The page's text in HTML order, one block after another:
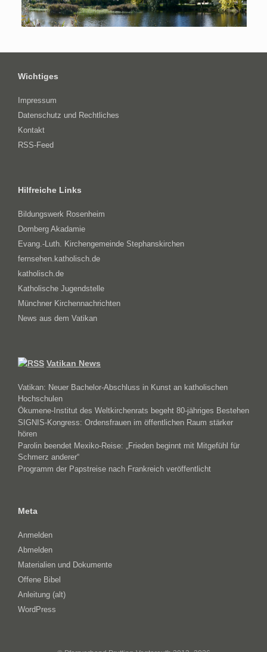
Wichtiges
Impressum
Datenschutz und Rechtliches
Kontakt
RSS-Feed
Hilfreiche Links
Bildungswerk Rosenheim
Domberg Akadamie
Evang.-Luth. Kirchengemeinde Stephanskirchen
fernsehen.katholisch.de
katholisch.de
Katholische Jugendstelle
Münchner Kirchennachrichten
News aus dem Vatikan
Vatikan News
Vatikan: Neuer Bachelor-Abschluss in Kunst an katholischen
Hochschulen
Ökumene-Institut des Weltkirchenrats begeht 80-jähriges Bestehen
SIGNIS-Kongress: Ordensfrauen im öffentlichen Raum stärker
hören
Parolin beendet Mexiko-Reise: „Frieden beginnt mit Mitgefühl für
Schmerz anderer“
Programm der Papstreise nach Frankreich veröffentlicht
Meta
Anmelden
Abmelden
Materialien und Dokumente
Offene Bibel
Anleitung (alt)
WordPress